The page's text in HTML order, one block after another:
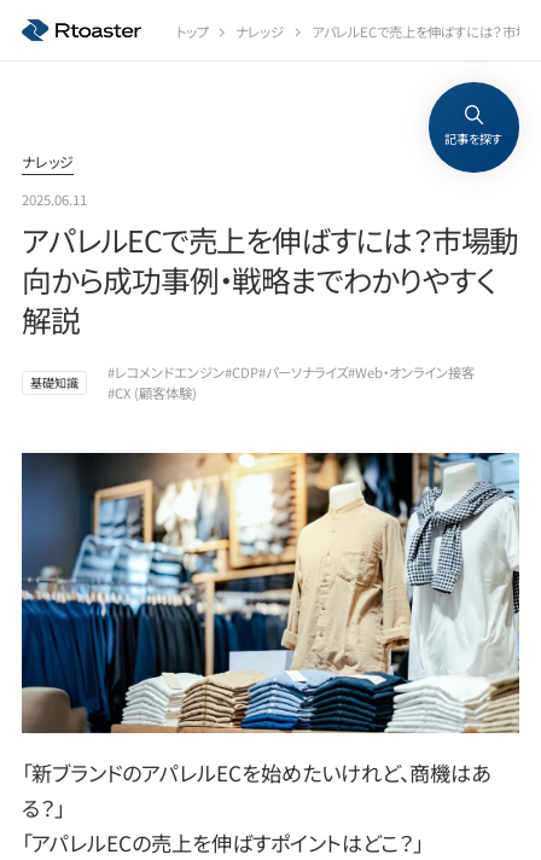
トップ ナレッジ アパレルECで売上を伸ばすには？市場
ナレッジ
2025.06.11
アパレルECで売上を伸ばすには？市場動
向から成功事例・戦略までわかりやすく
解説
基礎知識
#レコメンドエンジン#CDP#パーソナライズ#Web・オンライン接客
#CX (顧客体験)
記事を探す
「新ブランドのアパレルECを始めたいけれど、商機はあ
る？」
「アパレルECの売上を伸ばすポイントはどこ？」